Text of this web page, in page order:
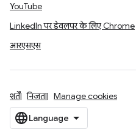
YouTube
LinkedIn पर डेवलपर के लिए Chrome
आरएसएस
शर्तें निजता Manage cookies